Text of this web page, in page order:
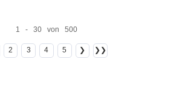
1 - 30 von 500
2 3 4 5 ❯ ❯❯